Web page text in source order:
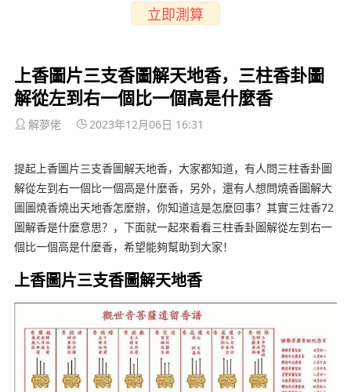
立即測算
上香圖片三支香圖解天地香，三柱香卦圖
解從左到右一個比一個高是什麼香
解夢佬 2023年12月06日 16:31
提起上香圖片三支香圖解天地香，大家都知道，有人問三柱香卦圖
解從左到右一個比一個高是什麼香，另外，還有人想問燒香圖解大
圖圖燒香燒出天地香怎麼辦，你知道這是怎麼回事？其實三炷香72
圖解香是什麼意思？，下面就一起來看看三柱香卦圖解從左到右一
個比一個高是什麼香，希望能夠幫助到大家！
上香圖片三支香圖解天地香